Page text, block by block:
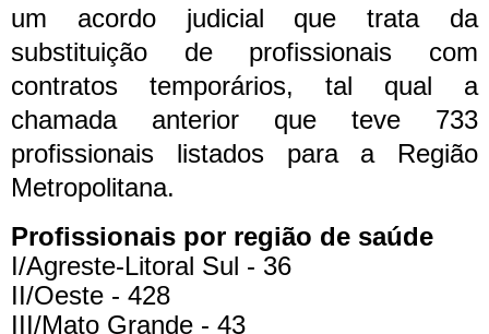
um acordo judicial que trata da
substituição de profissionais com
contratos temporários, tal qual a
chamada anterior que teve 733
profissionais listados para a Região
Metropolitana.
Profissionais por região de saúde
I/Agreste-Litoral Sul - 36
II/Oeste - 428
III/Mato Grande - 43